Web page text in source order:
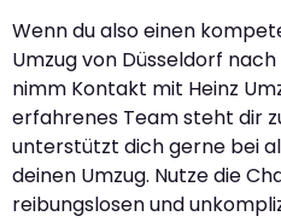
Wenn du also einen
Umzug von Düsseldorf
nimm Kontakt mit Heinz
erfahrenes Team steht dir
unterstützt dich gerne bei
deinen Umzug. Nutze die
reibungslosen und